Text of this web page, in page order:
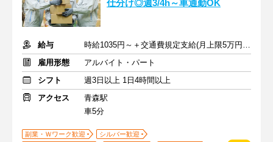
仕分け◎週3/4h～車通勤OK
給与
時給1035円～＋交通費規定支給(月上限5万円まで)
雇用形態
アルバイト・パート
シフト
週3日以上 1日4時間以上
アクセス
青森駅
車5分
副業・Ｗワーク歓迎
シルバー歓迎